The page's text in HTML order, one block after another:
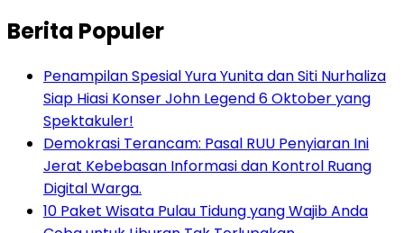
Berita Populer
Penampilan Spesial Yura Yunita dan Siti Nurhaliza
Siap Hiasi Konser John Legend 6 Oktober yang
Spektakuler!
Demokrasi Terancam: Pasal RUU Penyiaran Ini
Jerat Kebebasan Informasi dan Kontrol Ruang
Digital Warga.
10 Paket Wisata Pulau Tidung yang Wajib Anda